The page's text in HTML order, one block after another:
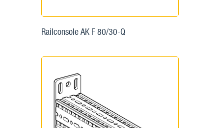
Railconsole AK F 80/30-Q